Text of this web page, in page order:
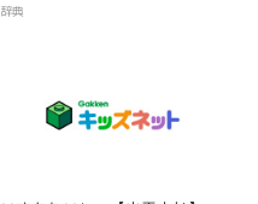
辞典